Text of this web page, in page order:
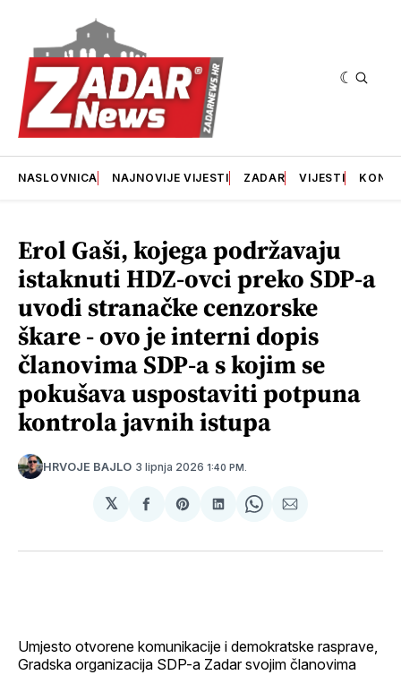
NASLOVNICA NAJNOVIJE VIJESTI ZADAR VIJESTI
Erol Gaši, kojega podržavaju
istaknuti HDZ-ovci preko SDP-a
uvodi stranačke cenzorske
škare - ovo je interni dopis
članovima SDP-a s kojim se
pokušava uspostaviti potpuna
kontrola javnih istupa
HRVOJE BAJLO 3 lipnja 2026 1:40 PM.
𝕏
podijeliSharepodijeliSharepodijeli
Umjesto otvorene komunikacije i demokratske rasprave,
Gradska organizacija SDP-a Zadar svojim članovima